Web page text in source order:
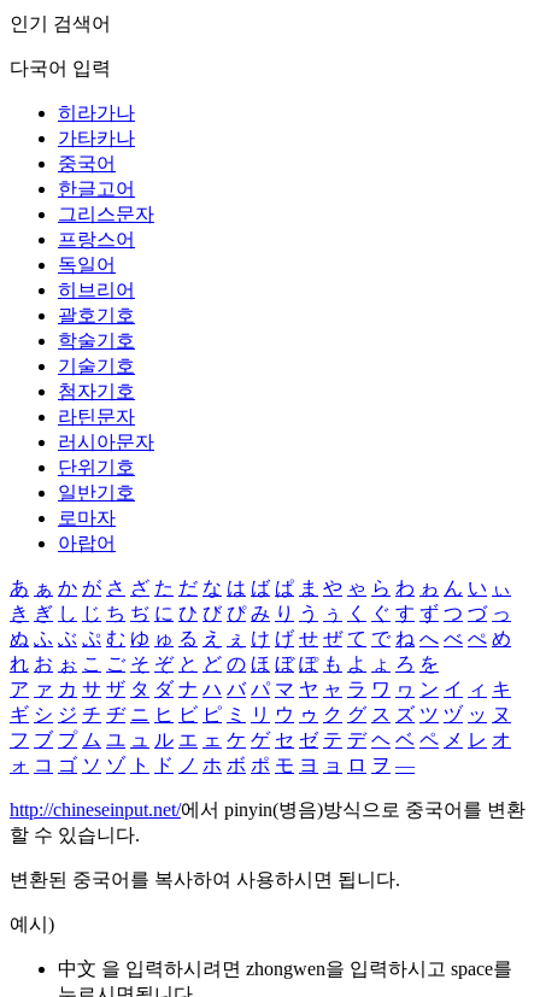
인기 검색어
다국어 입력
히라가나
가타카나
중국어
한글고어
그리스문자
프랑스어
독일어
히브리어
괄호기호
학술기호
기술기호
첨자기호
라틴문자
러시아문자
단위기호
일반기호
로마자
아랍어
あ ぁ か が さ ざ た だ な は ば ぱ ま や ゃ ら わ ゎ ん い ぃ
き ぎ し じ ち ぢ に ひ び ぴ み り う ぅ く ぐ す ず つ づ っ
ぬ ふ ぶ ぷ む ゆ ゅ る え ぇ け げ せ ぜ て で ね へ べ ぺ め
れ お ぉ こ ご そ ぞ と ど の ほ ぼ ぽ も よ ょ ろ を
ア ァ カ サ ザ タ ダ ナ ハ バ パ マ ヤ ャ ラ ワ ヮ ン イ ィ キ
ギ シ ジ チ ヂ ニ ヒ ビ ピ ミ リ ウ ゥ ク グ ス ズ ツ ヅ ッ ヌ
フ ブ プ ム ユ ュ ル エ ェ ケ ゲ セ ゼ テ デ ヘ ベ ペ メ レ オ
ォ コ ゴ ソ ゾ ト ド ノ ホ ボ ポ モ ヨ ョ ロ ヲ ―
http://chineseinput.net/에서 pinyin(병음)방식으로 중국어를 변환
할 수 있습니다.
변환된 중국어를 복사하여 사용하시면 됩니다.
예시)
中文 을 입력하시려면 zhongwen을 입력하시고 space를